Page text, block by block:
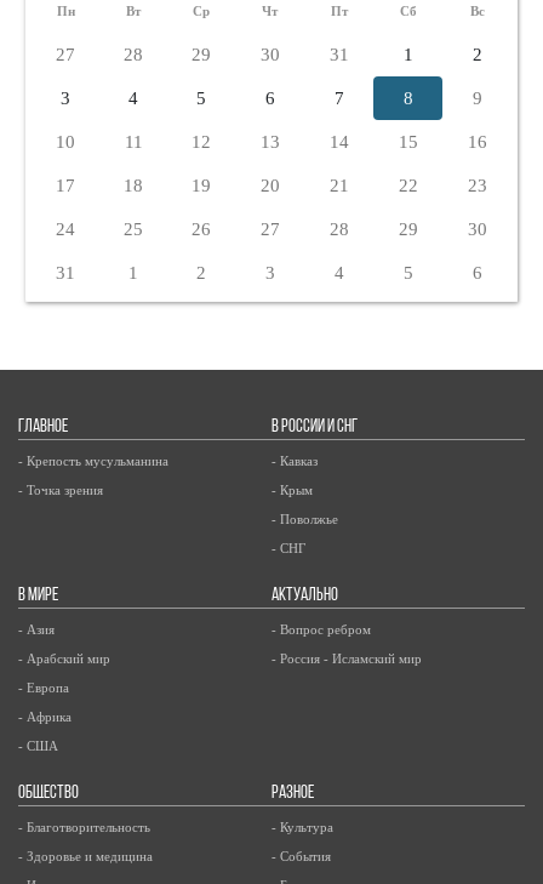
Пн Вт Ср Чт Пт Сб Вс
27 28 29 30 31 1 2
3 4 5 6 7 8 9
10 11 12 13 14 15 16
17 18 19 20 21 22 23
24 25 26 27 28 29 30
31 1 2 3 4 5 6
ГЛАВНОЕ
- Крепость мусульманина
- Точка зрения
В РОССИИ И СНГ
- Кавказ
- Крым
- Поволжье
- СНГ
В МИРЕ
- Азия
- Арабский мир
- Европа
- Африка
- США
АКТУАЛЬНО
- Вопрос ребром
- Россия - Исламский мир
ОБЩЕСТВО
- Благотворительность
- Здоровье и медицина
РАЗНОЕ
- Культура
- События